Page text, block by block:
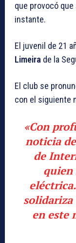
que provocó
instante.
El juvenil de 21
Limeira de la
El club se
con el siguiente
«Con
noticia
de
quien
solidariza
en este